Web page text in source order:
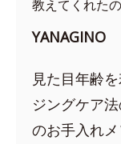
教えてくれた
YANAGINO
見た目年齢
ジングケア
のお手入れ